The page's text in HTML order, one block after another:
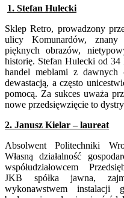
1. Stefan Hulecki
Sklep Retro, prowadzony
ulicy Komunardów,
pięknych obrazów,
historię. Stefan Hulecki od
handel meblami z dawnych
dewastacją, a często
pomocą. Za sukces uważa
nowe przedsięwzięcie to
2. Janusz Kielar – laureat
Absolwent Politechniki
Własną działalność
współudziałowcem
JKB spółka jawna,
wykonawstwem instalacji